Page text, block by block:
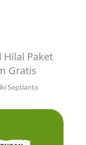
Hilal Paket
Gratis
Septianto